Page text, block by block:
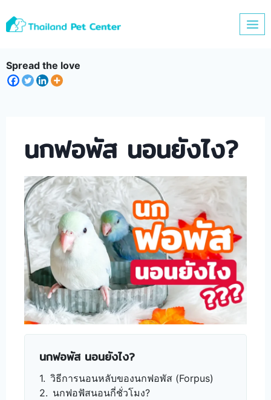
to
content
Spread the love
นกฟอพัส นอนยังไง?
นกฟอพัส นอนยังไง?
วิธีการนอนหลับของนกฟอพัส (Forpus)
นกฟอฟัสนอนกี่ชั่วโมง?